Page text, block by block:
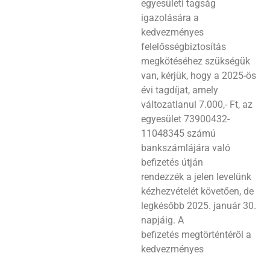
egyesületi tagság
igazolására a
kedvezményes
felelősségbiztosítás
megkötéséhez szükségük
van, kérjük, hogy a 2025-ös
évi tagdíjat, amely
változatlanul 7.000,- Ft, az
egyesület 73900432-
11048345 számú
bankszámlájára való
befizetés útján
rendezzék a jelen levelünk
kézhezvételét követően, de
legkésőbb 2025. január 30.
napjáig. A
befizetés megtörténtéről a
kedvezményes